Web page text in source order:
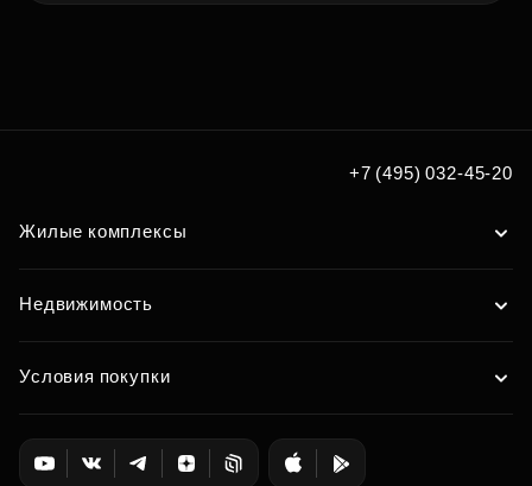
+7 (495) 032-45-20
Жилые комплексы
Недвижимость
Условия покупки